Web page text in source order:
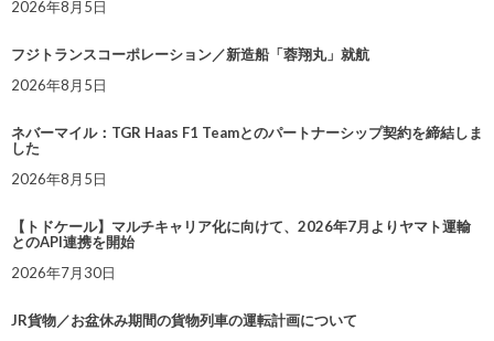
2026年8月5日
フジトランスコーポレーション／新造船「蓉翔丸」就航
2026年8月5日
ネバーマイル：TGR Haas F1 Teamとのパートナーシップ契約を締結しま
した
2026年8月5日
【トドケール】マルチキャリア化に向けて、2026年7月よりヤマト運輸
とのAPI連携を開始
2026年7月30日
JR貨物／お盆休み期間の貨物列車の運転計画について